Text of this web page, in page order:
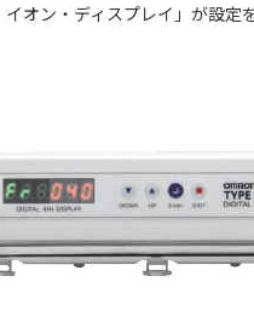
イオン・ディスプレイ」が設